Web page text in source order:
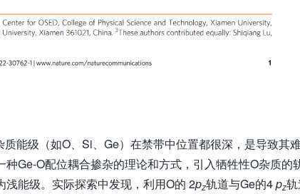
质能级（如O、Si、Ge）在禁带中位置都很深，是导致其
Ge-O配位耦合掺杂的理论和方式，引入牺牲性O杂质的
能级。实际探索中发现，利用O的 2pz轨道与Ge的4pz